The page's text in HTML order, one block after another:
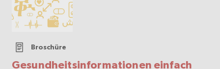
Gesundheitsinformationen einfach
Broschüre